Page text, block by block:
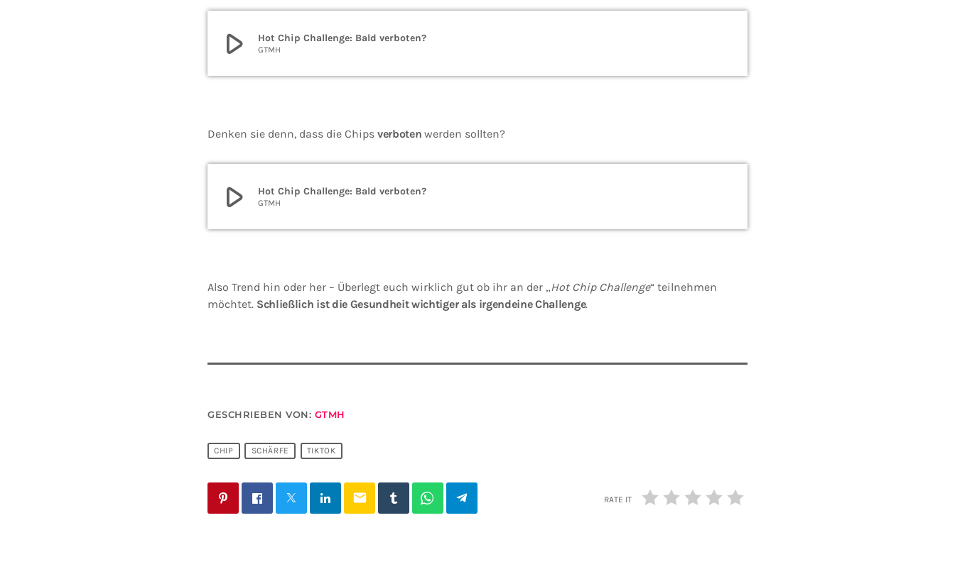
play_arrow Hot Chip Challenge: Bald verboten?
GTMH
Denken sie denn, dass die Chips verboten werden sollten?
play_arrow Hot Chip Challenge: Bald verboten?
GTMH
Also Trend hin oder her – Überlegt euch wirklich gut ob ihr an der „Hot Chip Challenge“ teilnehmen
möchtet. Schließlich ist die Gesundheit wichtiger als irgendeine Challenge.
GESCHRIEBEN VON: GTMH
CHIP SCHÄRFE TIKTOK
email RATE IT